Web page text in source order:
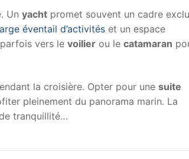
Un yacht promet souvent un cadre
éventail d’activités et un espace
vers le voilier ou le catamaran
la croisière. Opter pour une suite
pleinement du panorama marin. La
tranquillité…